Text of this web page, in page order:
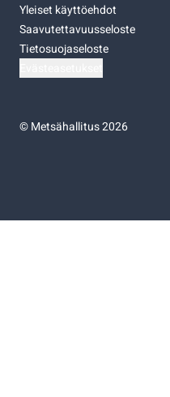
Yleiset käyttöehdot
Saavutettavuusseloste
Tietosuojaseloste
©Metsähallitus 2026